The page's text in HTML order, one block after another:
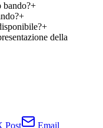
bando?+
+
+
della
Post Email